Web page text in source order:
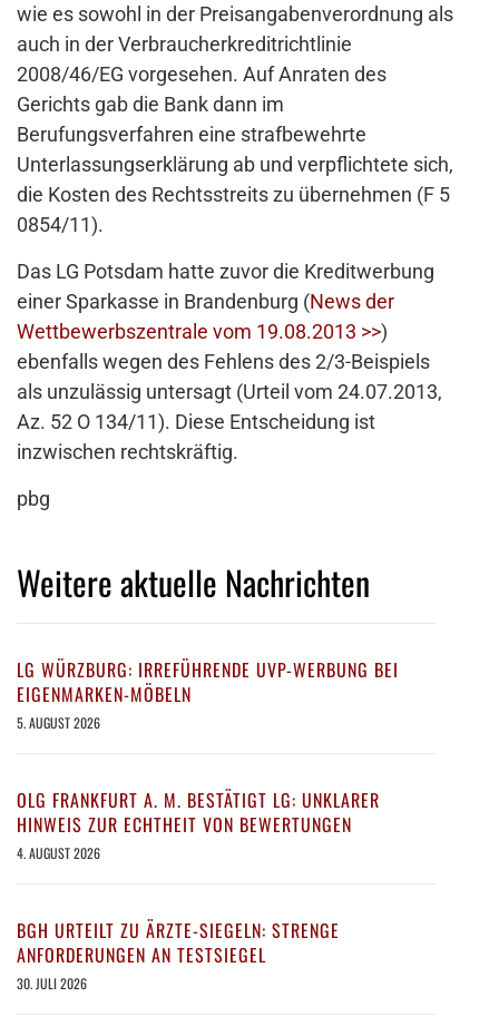
wie es sowohl in der Preisangabenverordnung als
auch in der Verbraucherkreditrichtlinie
2008/46/EG vorgesehen. Auf Anraten des
Gerichts gab die Bank dann im
Berufungsverfahren eine strafbewehrte
Unterlassungserklärung ab und verpflichtete sich,
die Kosten des Rechtsstreits zu übernehmen (F 5
0854/11).
Das LG Potsdam hatte zuvor die Kreditwerbung
einer Sparkasse in Brandenburg (News der
Wettbewerbszentrale vom 19.08.2013 >>)
ebenfalls wegen des Fehlens des 2/3-Beispiels
als unzulässig untersagt (Urteil vom 24.07.2013,
Az. 52 O 134/11). Diese Entscheidung ist
inzwischen rechtskräftig.
pbg
Weitere aktuelle Nachrichten
LG WÜRZBURG: IRREFÜHRENDE UVP-WERBUNG BEI
EIGENMARKEN-MÖBELN
5. AUGUST 2026
OLG FRANKFURT A. M. BESTÄTIGT LG: UNKLARER
HINWEIS ZUR ECHTHEIT VON BEWERTUNGEN
4. AUGUST 2026
BGH URTEILT ZU ÄRZTE-SIEGELN: STRENGE
ANFORDERUNGEN AN TESTSIEGEL
30. JULI 2026